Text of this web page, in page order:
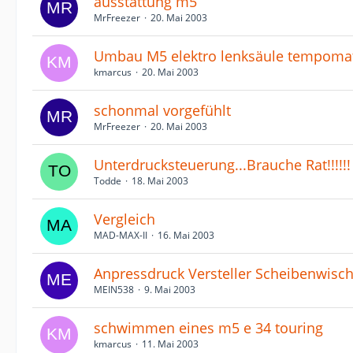
MrFreezer 20. Mai 2003
Umbau M5 elektro lenksäule
kmarcus 20. Mai 2003
schonmal vorgefühlt
MrFreezer 20. Mai 2003
Unterdrucksteuerung...Brauche Rat!!!!!!
Todde 18. Mai 2003
Vergleich
MAD-MAX-II 16. Mai 2003
Anpressdruck Versteller
MEIN538 9. Mai 2003
schwimmen eines m5 e 34 touring
kmarcus 11. Mai 2003